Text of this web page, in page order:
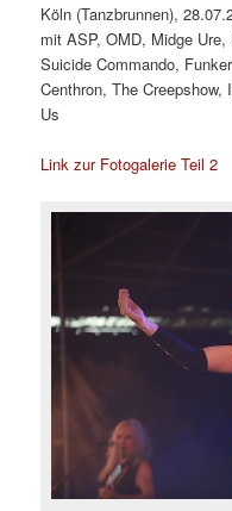
Köln (Tanzbrunnen),
mit ASP, OMD, Midge
Suicide Commando,
Centhron, The
Us
Link zur Fotogalerie Teil 2